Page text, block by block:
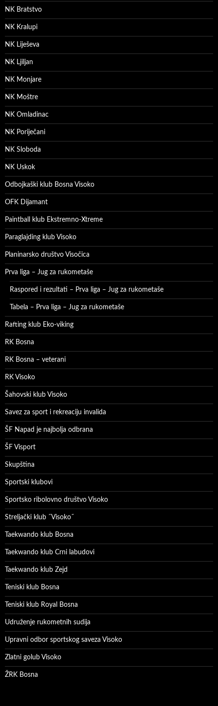
NK Bratstvo
NK Kralupi
NK Liješeva
NK Ljiljan
NK Monjare
NK Moštre
NK Omladinac
NK Poriječani
NK Sloboda
NK Uskok
Odbojkaški klub Bosna Visoko
OFK Dijamant
Paintball klub Ekstremno-Xtreme
Paraglajding klub Visoko
Planinarsko društvo Visočica
Prva liga – Jug za rukometaše
Raspored i rezultati – Prva liga – Jug za rukometaše
Tabela – Prva liga – Jug za rukometaše
Rafting klub Eko-viking
RK Bosna
RK Bosna – veterani
RK Visoko
Šahovski klub Visoko
Savez za sport i rekreaciju invalida
ŠF Napad je najbolja odbrana
ŠF Visport
Skupština
Sportski klubovi
Sportsko ribolovno društvo Visoko
Streljački klub ˝Visoko˝
Taekwando klub Bosna
Taekwando klub Crni labudovi
Taekwando klub Zejd
Teniski klub Bosna
Teniski klub Royal Bosna
Udruženje rukometnih sudija
Upravni odbor sportskog saveza Visoko
Zlatni golub Visoko
ŽRK Bosna